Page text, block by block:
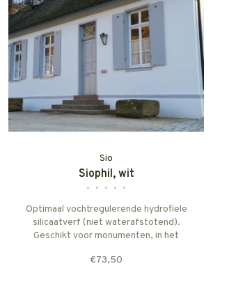
Sio
Siophil, wit
• • • • •
Optimaal vochtregulerende hydrofiele
silicaatverf (niet waterafstotend).
Geschikt voor monumenten, in het
leemvullingen van vakwerk. Ultramat.
€73,50